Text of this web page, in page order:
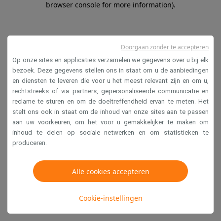
browser console for more information).
Op onze sites en applicaties verzamelen we gegevens over u bij elk
bezoek. Deze gegevens stellen ons in staat om u de aanbiedingen
en diensten te leveren die voor u het meest relevant zijn en om u,
rechtstreeks of via partners, gepersonaliseerde communicatie en
reclame te sturen en om de doeltreffendheid ervan te meten. Het
stelt ons ook in staat om de inhoud van onze sites aan te passen
aan uw voorkeuren, om het voor u gemakkelijker te maken om
inhoud te delen op sociale netwerken en om statistieken te
produceren.
Alle cookies accepteren
Cookie-instellingen
Doorgaan zonder te accepteren